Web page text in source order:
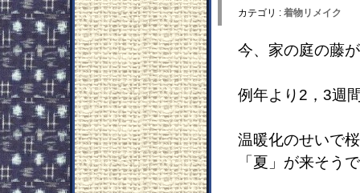
カテゴリ : 着物リメイク
今、家の庭の藤
例年より2，3週
温暖化のせいで
「夏」が来そう